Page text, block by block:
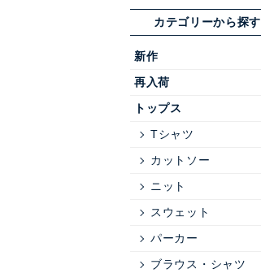
カテゴリーから探す
新作
再入荷
トップス
Tシャツ
カットソー
ニット
スウェット
パーカー
ブラウス・シャツ